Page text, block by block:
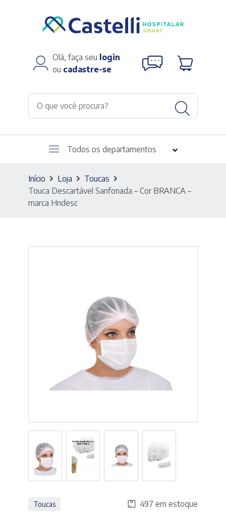
Olá, faça seu login
ou cadastre-se
Todos os departamentos
Início Loja
Toucas
Touca Descartável Sanfonada – Cor BRANCA –
marca Hndesc
Toucas 497 em estoque